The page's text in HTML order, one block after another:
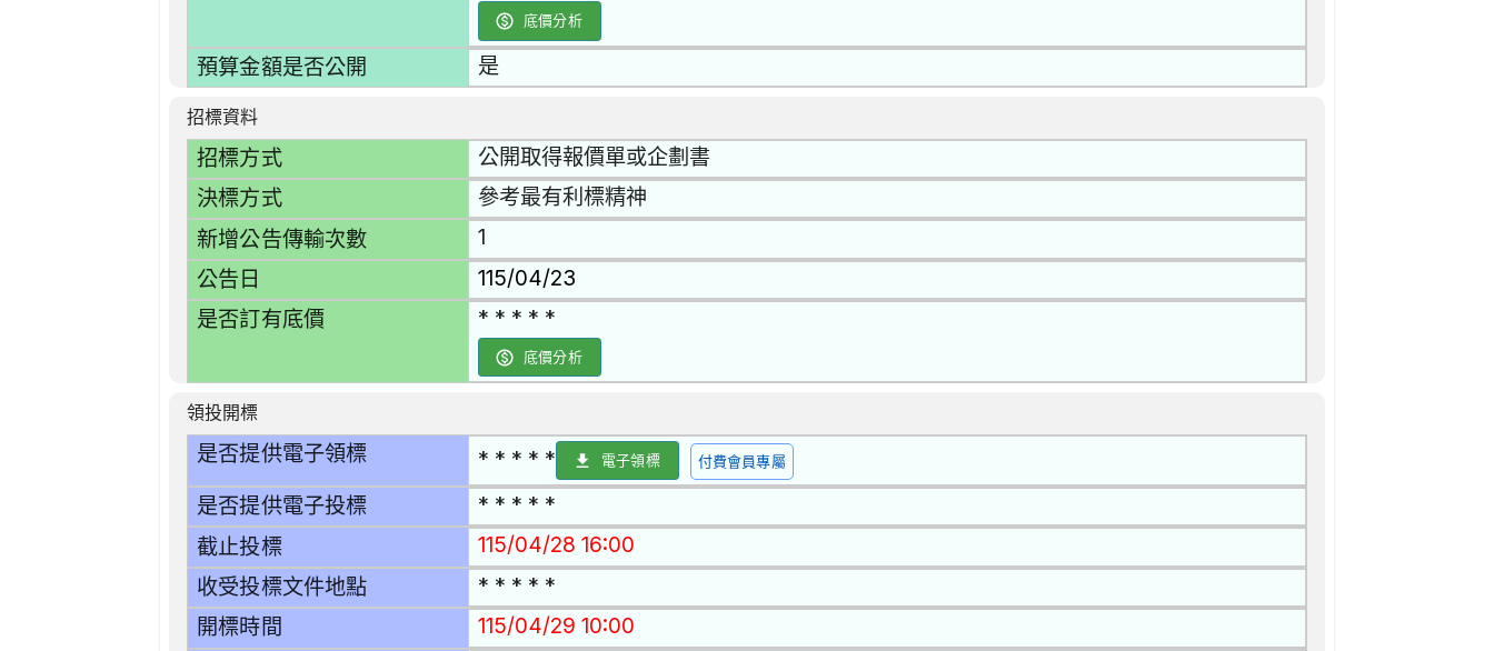
底價分析
預算金額是否公開 是
招標資料
招標方式 公開取得報價單或企劃書
決標方式 參考最有利標精神
新增公告傳輸次數 1
公告日 115/04/23
是否訂有底價 * * * * *
底價分析
領投開標
是否提供電子領標 * * * * * 電子領標 付費會員專屬
是否提供電子投標 * * * * *
截止投標 115/04/28 16:00
收受投標文件地點 * * * * *
開標時間 115/04/29 10:00